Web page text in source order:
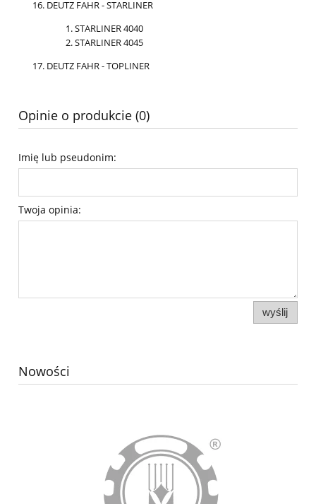
DEUTZ FAHR - STARLINER
STARLINER 4040
STARLINER 4045
DEUTZ FAHR - TOPLINER
Opinie o produkcie (0)
Imię lub pseudonim:
Twoja opinia:
wyślij
Nowości